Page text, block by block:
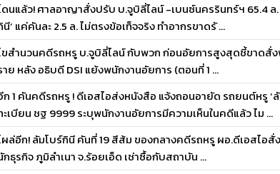
ดนแล้ว! ศาลอาญาสั่งปรับ บ.จูบิลี่ไลน์ -เบนซ์นครรินทร์ฯ 65.4 ล.
นี’ แค่คันละ 2.5 ล. ไม่ตรงข้อเท็จจริง ทำอากรขาดรั ...
ขสำนวนคดีรถหรู บ.จูบิลี่ไลน์ กับพวก ก่อนอัยการสูงสุดชี้ขาดสั่ง
าย หลัง อธิบดี DSI แย้งพนักงานอัยการ (ตอนที่ 1 ...
ก 1 คันคดีรถหรู ! ดีเอสไอส่งหนังสือ แจ้งถอนอายัด รถยนต์หรู
ะเบียน ชฐ 9999 ระบุพนักงานอัยการมีความเห็นในคดีแล้ว ไม ...
ผล่อีก! ลัมโบร์กินี คันที่ 19 สีส้ม ของกลางคดีรถหรู ผอ.ดีเอสไอ
กธุรกิจ ภูมิลำเนา จ.ร้อยเอ็ด เช่าซื้อกับสถาบัน ...